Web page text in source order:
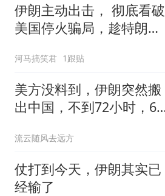
伊朗主动出击， 彻底看破
美国停火骗局，趁特朗普
河马搞笑君 1跟贴
美方没料到，伊朗突然搬
出中国，不到72小时，6
流云随风去远方
仗打到今天，伊朗其实已
经输了